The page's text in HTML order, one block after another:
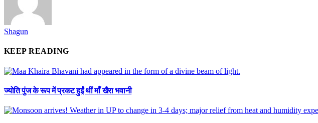
Shagun
KEEP READING
ज्योति पुंज के रूप में प्रकट हुईं थीं माँ खैरा भवानी